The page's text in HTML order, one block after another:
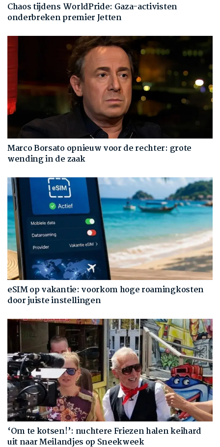
Chaos tijdens WorldPride: Gaza-activisten
onderbreken premier Jetten
Marco Borsato opnieuw voor de rechter: grote
wending in de zaak
eSIM op vakantie: voorkom hoge roamingkosten
door juiste instellingen
‘Om te kotsen!’: nuchtere Friezen halen keihard
uit naar Meilandjes op Sneekweek